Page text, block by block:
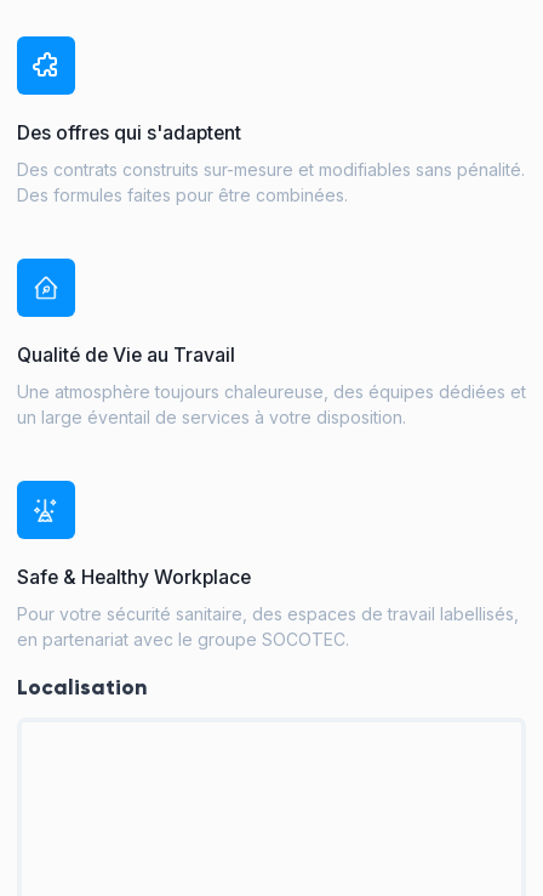
Des offres qui s'adaptent
Des contrats construits sur-mesure et modifiables sans pénalité.
Des formules faites pour être combinées.
Qualité de Vie au Travail
Une atmosphère toujours chaleureuse, des équipes dédiées et
un large éventail de services à votre disposition.
Safe & Healthy Workplace
Pour votre sécurité sanitaire, des espaces de travail labellisés,
en partenariat avec le groupe SOCOTEC.
Localisation